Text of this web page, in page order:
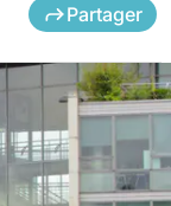
Partager